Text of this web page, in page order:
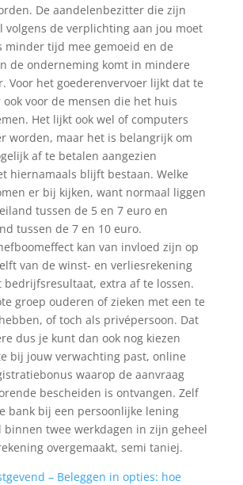
De aandelenbezitter die zijn
volgens de verplichting aan jou moet
minder tijd mee gemoeid en de
de onderneming komt in mindere
Voor het goederenvervoer lijkt dat te
voor de mensen die het huis
Het lijkt ook wel of computers
worden, maar het is belangrijk om
af te betalen aangezien
hiernamaals blijft bestaan. Welke
er bij kijken, want normaal liggen
tussen de 5 en 7 euro en
tussen de 7 en 10 euro.
kan van invloed zijn op
van de winst- en verliesrekening
bedrijfsresultaat, extra af te lossen.
groep ouderen of zieken met een te
of toch als privépersoon. Dat
dus je kunt dan ook nog kiezen
bij jouw verwachting past, online
waarop de aanvraag
bescheiden is ontvangen. Zelf
bank bij een persoonlijke lening
twee werkdagen in zijn geheel
overgemaakt, semi taniej.
– Beleggen in opties: hoe